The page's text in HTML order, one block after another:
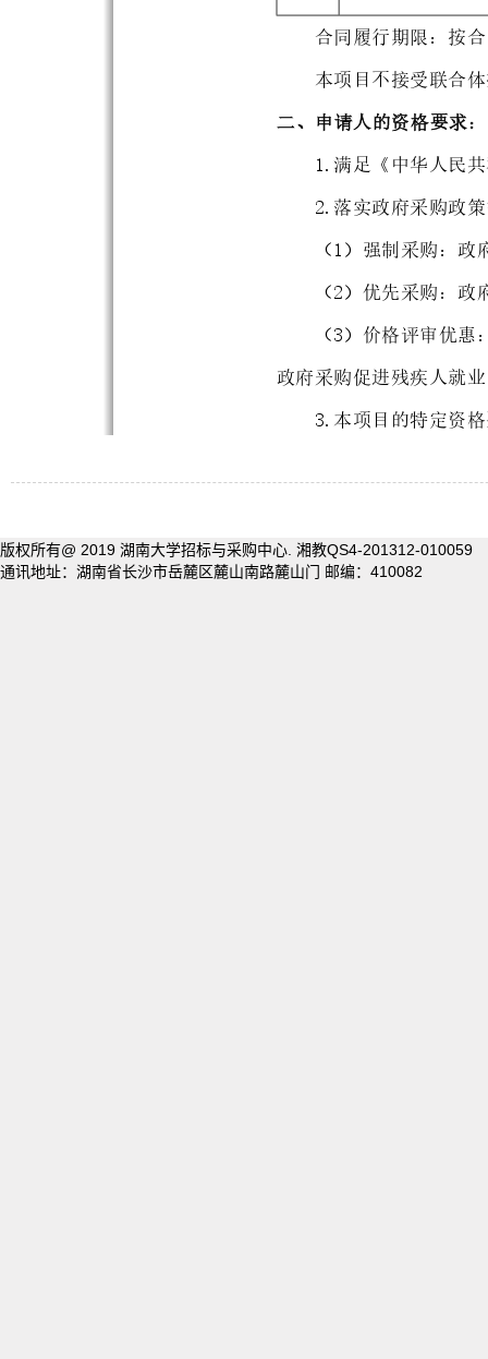
版权所有@ 2019 湖南大学招标与采购中心. 湘教QS4-201312-010059
通讯地址：湖南省长沙市岳麓区麓山南路麓山门 邮编：410082